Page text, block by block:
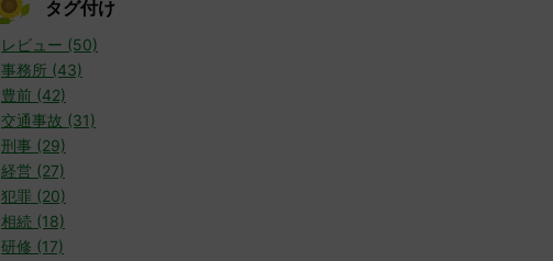
タグ付け
レビュー (50)
事務所 (43)
豊前 (42)
交通事故 (31)
刑事 (29)
経営 (27)
犯罪 (20)
相続 (18)
研修 (17)